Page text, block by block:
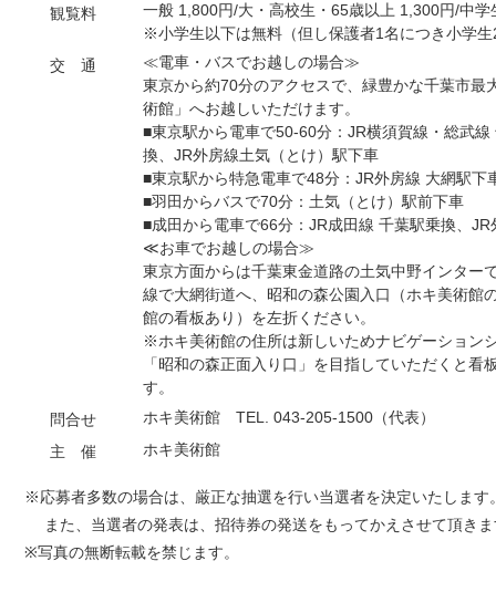
観覧料
一般 1,800円/大・高校生・65歳以上 1,300円/中学
※小学生以下は無料（但し保護者1名につき小学
交 通
≪電車・バスでお越しの場合≫
東京から約70分のアクセスで、緑豊かな千葉市最
術館」へお越しいただけます。
■東京駅から電車で50-60分：JR横須賀線・総武
換、JR外房線土気（とけ）駅下車
■東京駅から特急電車で48分：JR外房線 大網駅下
■羽田からバスで70分：土気（とけ）駅前下車
■成田から電車で66分：JR成田線 千葉駅乗換、
≪お車でお越しの場合≫
東京方面からは千葉東金道路の土気中野インター
線で大網街道へ、昭和の森公園入口（ホキ美術館
館の看板あり）を左折ください。
※ホキ美術館の住所は新しいためナビゲーション
「昭和の森正面入り口」を目指していただくと
す。
問合せ
ホキ美術館 TEL. 043-205-1500（代表）
主 催
ホキ美術館
※応募者多数の場合は、厳正な抽選を行い当選者を決定いたします
また、当選者の発表は、招待券の発送をもってかえさせて頂き
※写真の無断転載を禁じます。